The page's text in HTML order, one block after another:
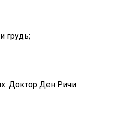
грудь;
Доктор Ден Ричи